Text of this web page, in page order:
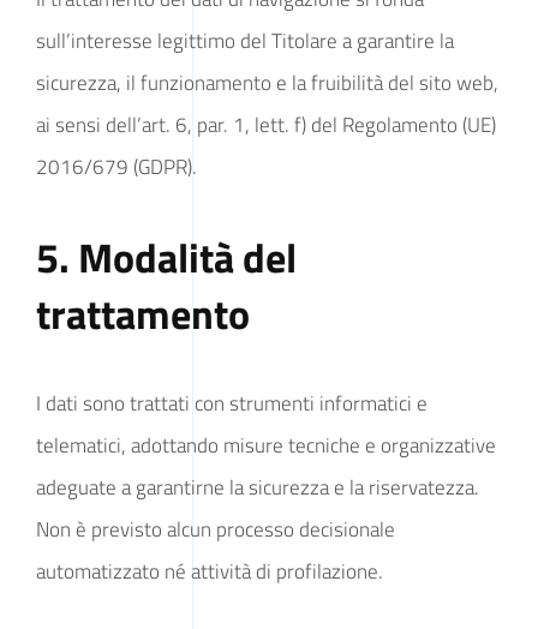
sull’interesse legittimo del Titolare a garantire la
sicurezza, il funzionamento e la fruibilità del sito web,
ai sensi dell’art. 6, par. 1, lett. f) del Regolamento (UE)
2016/679 (GDPR).
5. Modalità del
trattamento
I dati sono trattati con strumenti informatici e
telematici, adottando misure tecniche e organizzative
adeguate a garantirne la sicurezza e la riservatezza.
Non è previsto alcun processo decisionale
automatizzato né attività di profilazione.